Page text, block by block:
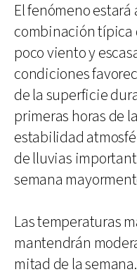
El fenómeno estará
combinación típica
poco viento y
condiciones
de la superficie
primeras horas de
estabilidad
de lluvias
semana
Las temperaturas
mantendrán
mitad de la semana.